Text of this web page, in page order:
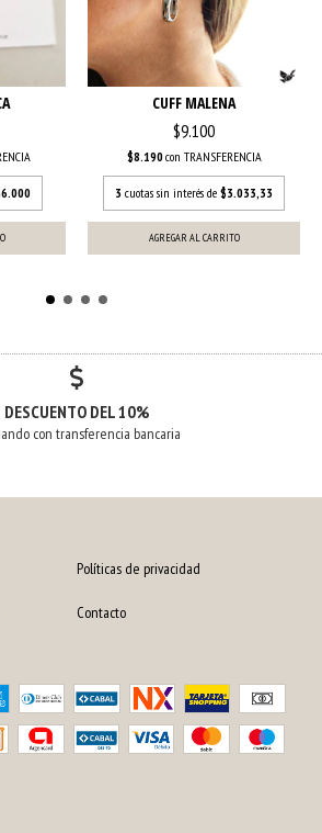
CUFF MALENA
$9.100
$8.190con TRANSFERENCIA
3 cuotas sin interés de $3.033,33
DESCUENTO DEL 10%
con transferencia bancaria
Políticas de privacidad
Contacto